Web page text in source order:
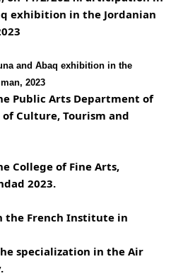
exhibition in the Jordanian
and Abaq exhibition in the
2023
Public Arts Department of
Culture, Tourism and
College of Fine Arts,
2023.
the French Institute in
specialization in the Air